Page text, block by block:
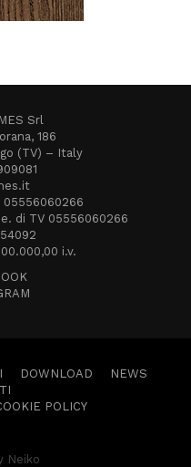
Srl
186
(TV) – Italy
05556060266
di TV 05556060266
i.v.
DOWNLOAD
NEWS
POLICY
Neiko